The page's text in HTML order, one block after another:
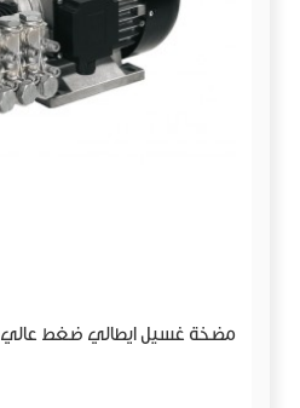
مضخة غسيل ايطالي ضغط عالي 3 فاز